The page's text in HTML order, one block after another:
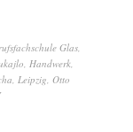
Glas,
, Handwerk,
, Leipzig, Otto